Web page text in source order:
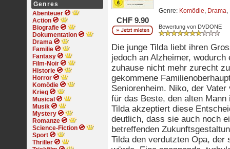
Genres
Abenteuer
Action
Biografie
Dokumentation
Drama
Familie
Fantasy
Film-Noir
Historie
Horror
Komödie
Krieg
Musical
Musik
Mystery
Romanze
Science-Fiction
Sport
Thriller
CHF 9.90
Genre: Komödie, Drama,
Bewertung von DVDONE
Die junge Tilda liebt ihren
jedoch an Alzheimer,
zuhause nicht mehr zurecht
gekommene
Seniorenheim. Niko, der
für das Beste, den alten
Tilda akzeptiert diese
deutlich, dass sie auch noch
betreffenden
Tilda den verdutzten Opa, der